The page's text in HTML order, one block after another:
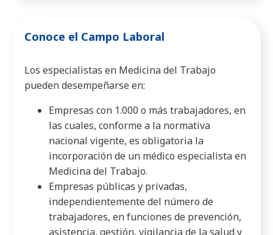
Conoce el Campo Laboral
Los especialistas en Medicina del Trabajo
pueden desempeñarse en:
Empresas con 1.000 o más trabajadores, en
las cuales, conforme a la normativa
nacional vigente, es obligatoria la
incorporación de un médico especialista en
Medicina del Trabajo.
Empresas públicas y privadas,
independientemente del número de
trabajadores, en funciones de prevención,
asistencia, gestión, vigilancia de la salud y